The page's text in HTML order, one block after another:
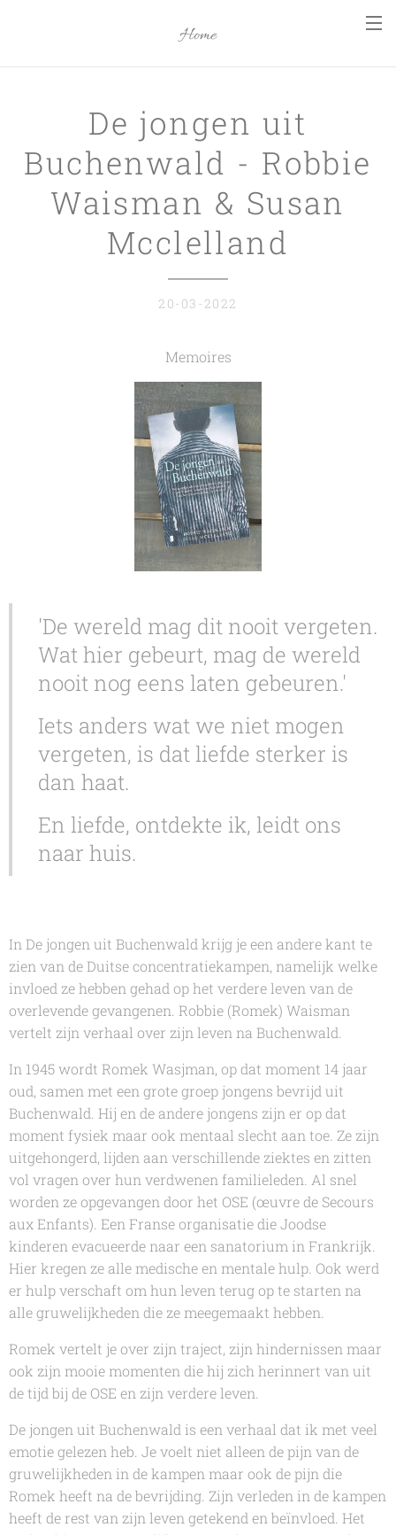
Home
De jongen uit
Buchenwald - Robbie
Waisman & Susan
Mcclelland
20-03-2022
Memoires
'De wereld mag dit nooit vergeten.
Wat hier gebeurt, mag de wereld
nooit nog eens laten gebeuren.'
Iets anders wat we niet mogen
vergeten, is dat liefde sterker is
dan haat.
En liefde, ontdekte ik, leidt ons
naar huis.
In De jongen uit Buchenwald krijg je een andere kant te
zien van de Duitse concentratiekampen, namelijk welke
invloed ze hebben gehad op het verdere leven van de
overlevende gevangenen. Robbie (Romek) Waisman
vertelt zijn verhaal over zijn leven na Buchenwald.
In 1945 wordt Romek Wasjman, op dat moment 14 jaar
oud, samen met een grote groep jongens bevrijd uit
Buchenwald. Hij en de andere jongens zijn er op dat
moment fysiek maar ook mentaal slecht aan toe. Ze zijn
uitgehongerd, lijden aan verschillende ziektes en zitten
vol vragen over hun verdwenen familieleden. Al snel
worden ze opgevangen door het OSE (œuvre de Secours
aux Enfants). Een Franse organisatie die Joodse
kinderen evacueerde naar een sanatorium in Frankrijk.
Hier kregen ze alle medische en mentale hulp. Ook werd
er hulp verschaft om hun leven terug op te starten na
alle gruwelijkheden die ze meegemaakt hebben.
Romek vertelt je over zijn traject, zijn hindernissen maar
ook zijn mooie momenten die hij zich herinnert van uit
de tijd bij de OSE en zijn verdere leven.
De jongen uit Buchenwald is een verhaal dat ik met veel
emotie gelezen heb. Je voelt niet alleen de pijn van de
gruwelijkheden in de kampen maar ook de pijn die
Romek heeft na de bevrijding. Zijn verleden in de kampen
heeft de rest van zijn leven getekend en beïnvloed. Het